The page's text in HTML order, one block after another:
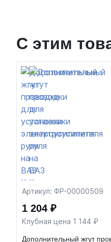
С этим
Артикул: ФР-00000509
1 204 ₽
Клубная цена 1 144 ₽
Дополнительный жгут